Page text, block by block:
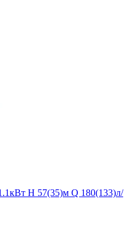
H 57(35)м Q 180(133)л/